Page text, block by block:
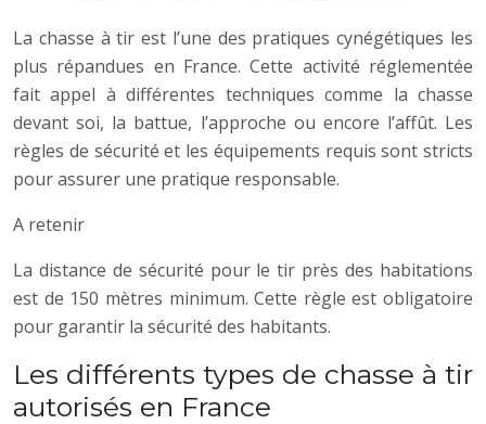
La chasse à tir est l’une des pratiques cynégétiques les
plus répandues en France. Cette activité réglementée
fait appel à différentes techniques comme la chasse
devant soi, la battue, l’approche ou encore l’affût. Les
règles de sécurité et les équipements requis sont stricts
pour assurer une pratique responsable.
A retenir
La distance de sécurité pour le tir près des habitations
est de 150 mètres minimum. Cette règle est obligatoire
pour garantir la sécurité des habitants.
Les différents types de chasse à tir
autorisés en France